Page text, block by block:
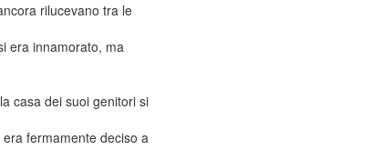
rilucevano tra le
era innamorato, ma
casa dei suoi genitori si
fermamente deciso a